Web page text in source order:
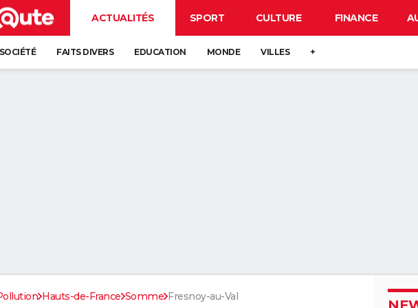
ACTUALITÉS SPORT CULTURE FINANCE
SOCIÉTÉ FAITS DIVERS EDUCATION MONDE VILLES +
Hauts-de-France Somme Fresnoy-au-Val